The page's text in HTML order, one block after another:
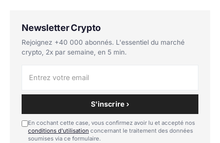
Newsletter Crypto
Rejoignez +40 000 abonnés. L'essentiel du marché
crypto, 2x par semaine, en 5 min.
S'inscrire ›
En cochant cette case, vous confirmez avoir lu et accepté nos
conditions d'utilisation concernant le traitement des données
soumises via ce formulaire.